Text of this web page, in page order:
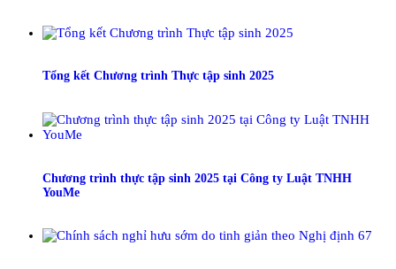
Tổng kết Chương trình Thực tập sinh 2025
Chương trình thực tập sinh 2025 tại Công ty Luật TNHH
YouMe